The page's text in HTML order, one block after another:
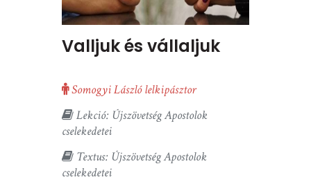
Valljuk és vállaljuk
Somogyi László lelkipásztor
Lekció: Újszövetség Apostolok
cselekedetei
Textus: Újszövetség Apostolok
cselekedetei